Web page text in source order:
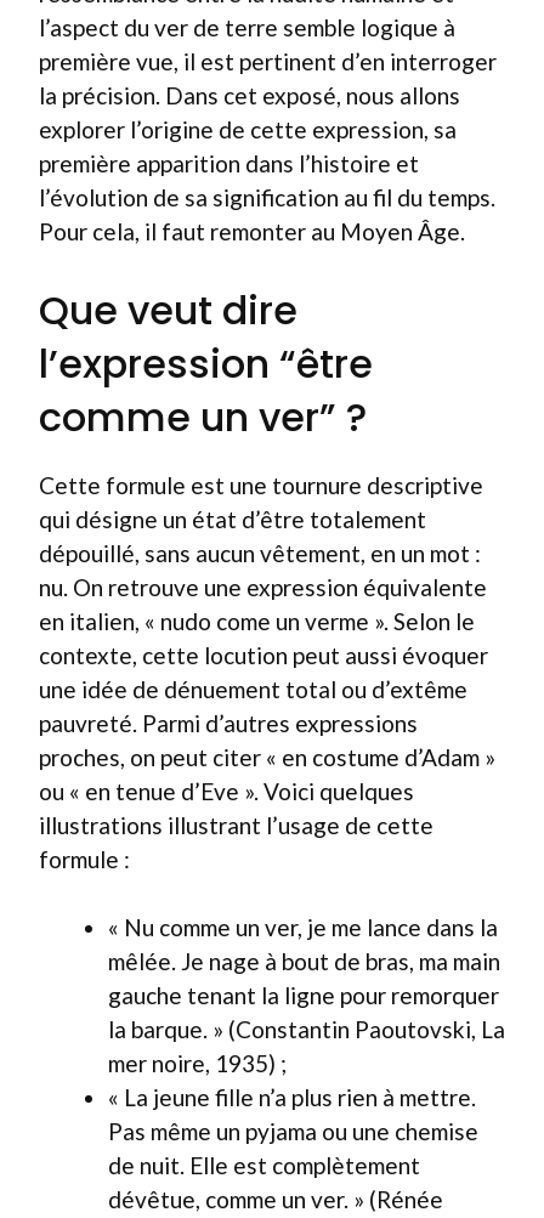
l’aspect du ver de terre semble logique à
première vue, il est pertinent d’en interroger
la précision. Dans cet exposé, nous allons
explorer l’origine de cette expression, sa
première apparition dans l’histoire et
l’évolution de sa signification au fil du temps.
Pour cela, il faut remonter au Moyen Âge.
Que veut dire
l’expression “être
comme un ver” ?
Cette formule est une tournure descriptive
qui désigne un état d’être totalement
dépouillé, sans aucun vêtement, en un mot :
nu. On retrouve une expression équivalente
en italien, « nudo come un verme ». Selon le
contexte, cette locution peut aussi évoquer
une idée de dénuement total ou d’extême
pauvreté. Parmi d’autres expressions
proches, on peut citer « en costume d’Adam »
ou « en tenue d’Eve ». Voici quelques
illustrations illustrant l’usage de cette
formule :
« Nu comme un ver, je me lance dans la
mêlée. Je nage à bout de bras, ma main
gauche tenant la ligne pour remorquer
la barque. » (Constantin Paoutovski, La
mer noire, 1935) ;
« La jeune fille n’a plus rien à mettre.
Pas même un pyjama ou une chemise
de nuit. Elle est complètement
dévêtue, comme un ver. » (Rénée